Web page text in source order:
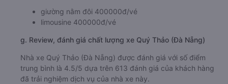
d. Các điểm đón khách của nhà xe Quý Thảo (Đà Nẵng)
Tuy Hòa
e. Các điểm trả khách của nhà xe Quý Thảo (Đà Nẵng)
Bến xe Trung tâm Đà Nẵng